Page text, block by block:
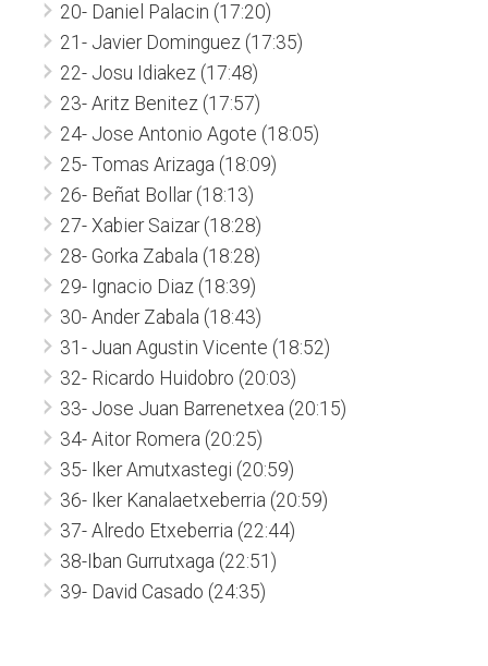
20- Daniel Palacin (17:20)
21- Javier Dominguez (17:35)
22- Josu Idiakez (17:48)
23- Aritz Benitez (17:57)
24- Jose Antonio Agote (18:05)
25- Tomas Arizaga (18:09)
26- Beñat Bollar (18:13)
27- Xabier Saizar (18:28)
28- Gorka Zabala (18:28)
29- Ignacio Diaz (18:39)
30- Ander Zabala (18:43)
31- Juan Agustin Vicente (18:52)
32- Ricardo Huidobro (20:03)
33- Jose Juan Barrenetxea (20:15)
34- Aitor Romera (20:25)
35- Iker Amutxastegi (20:59)
36- Iker Kanalaetxeberria (20:59)
37- Alredo Etxeberria (22:44)
38-Iban Gurrutxaga (22:51)
39- David Casado (24:35)